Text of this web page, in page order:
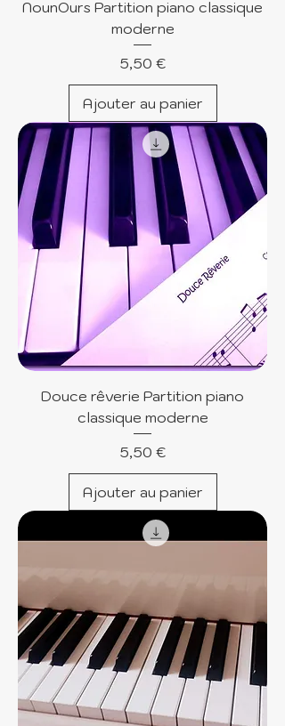
NounOurs Partition piano classique
moderne
Prix
5,50 €
Ajouter au panier
Douce rêverie Partition piano
classique moderne
Prix
5,50 €
Ajouter au panier